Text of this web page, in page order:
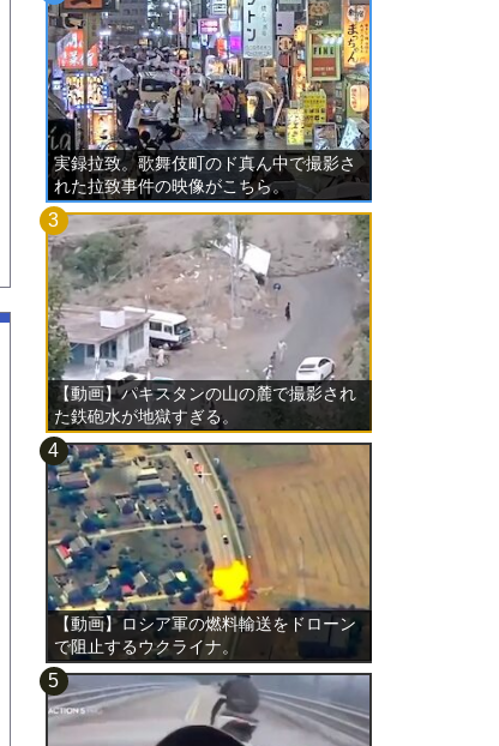
実録拉致。歌舞伎町のド真ん中で撮影さ
れた拉致事件の映像がこちら。
【動画】パキスタンの山の麓で撮影され
た鉄砲水が地獄すぎる。
【動画】ロシア軍の燃料輸送をドローン
で阻止するウクライナ。